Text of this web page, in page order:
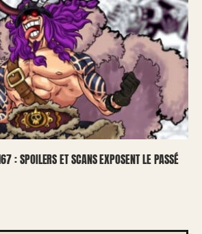
: SPOILERS ET SCANS EXPOSENT LE PASSÉ